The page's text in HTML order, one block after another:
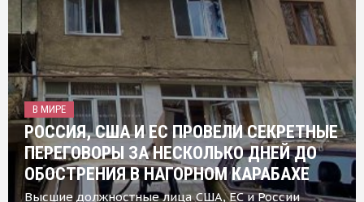
В МИРЕ
РОССИЯ, США И ЕС ПРОВЕЛИ СЕКРЕТНЫЕ
ПЕРЕГОВОРЫ ЗА НЕСКОЛЬКО ДНЕЙ ДО
ОБОСТРЕНИЯ В НАГОРНОМ КАРАБАХЕ
Высшие должностные лица США, ЕС и России